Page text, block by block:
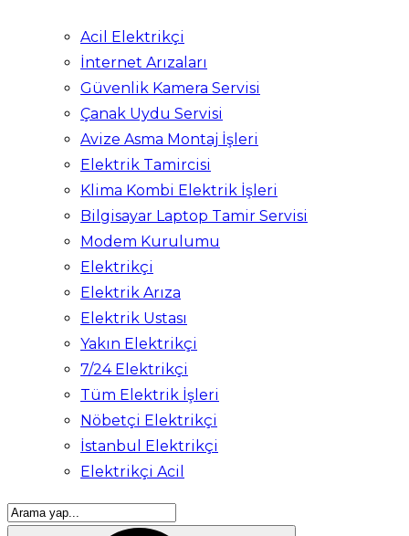
Acil Elektrikçi
İnternet Arızaları
Güvenlik Kamera Servisi
Çanak Uydu Servisi
Avize Asma Montaj İşleri
Elektrik Tamircisi
Klima Kombi Elektrik İşleri
Bilgisayar Laptop Tamir Servisi
Modem Kurulumu
Elektrikçi
Elektrik Arıza
Elektrik Ustası
Yakın Elektrikçi
7/24 Elektrikçi
Tüm Elektrik İşleri
Nöbetçi Elektrikçi
İstanbul Elektrikçi
Elektrikçi Acil